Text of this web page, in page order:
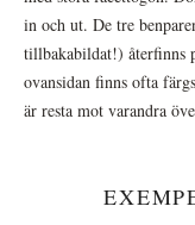
in och ut. De tre
tillbakabildat!) återfinns
ovansidan finns ofta
är resta mot varandra